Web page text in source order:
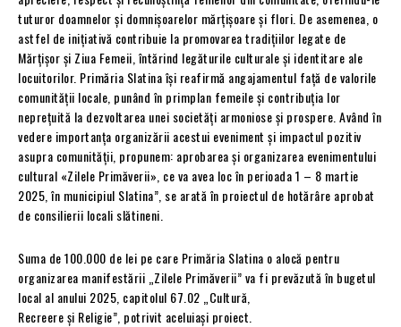
tuturor doamnelor și domnișoarelor mărțișoare și flori. De asemenea, o
astfel de inițiativă contribuie la promovarea tradițiilor legate de
Mărțișor și Ziua Femeii, întărind legăturile culturale și identitare ale
locuitorilor. Primăria Slatina își reafirmă angajamentul față de valorile
comunității locale, punând în primplan femeile și contribuția lor
neprețuită la dezvoltarea unei societăți armoniose și prospere. Având în
vedere importanța organizării acestui eveniment și impactul pozitiv
asupra comunității, propunem: aprobarea și organizarea evenimentului
cultural «Zilele Primăverii», ce va avea loc în perioada 1 – 8 martie
2025, în municipiul Slatina”, se arată în proiectul de hotărâre aprobat
de consilierii locali slătineni.
Suma de 100.000 de lei pe care Primăria Slatina o alocă pentru
organizarea manifestării „Zilele Primăverii” va fi prevăzută în bugetul
local al anului 2025, capitolul 67.02 „Cultură,
Recreere și Religie”, potrivit aceluiași proiect.